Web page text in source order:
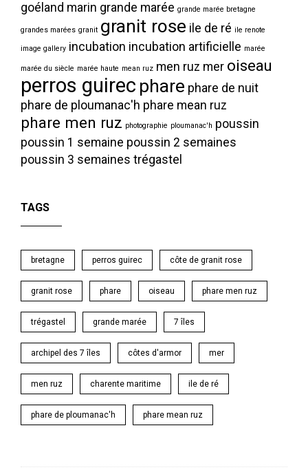
goéland marin grande marée grande marée bretagne
grandes marées granit granit rose ile de ré ile renote
image gallery incubation incubation artificielle marée
marée du siècle marée haute mean ruz men ruz mer oiseau
perros guirec phare phare de nuit
phare de ploumanac'h phare mean ruz
phare men ruz photographie ploumanac'h poussin
poussin 1 semaine poussin 2 semaines
poussin 3 semaines trégastel
TAGS
bretagne perros guirec côte de granit rose
granit rose phare oiseau phare men ruz
trégastel grande marée 7 îles
archipel des 7 îles côtes d'armor mer
men ruz charente maritime ile de ré
phare de ploumanac'h phare mean ruz